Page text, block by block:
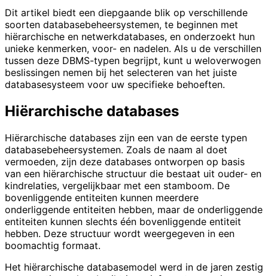
Dit artikel biedt een diepgaande blik op verschillende
soorten databasebeheersystemen, te beginnen met
hiërarchische en netwerkdatabases, en onderzoekt hun
unieke kenmerken, voor- en nadelen. Als u de verschillen
tussen deze DBMS-typen begrijpt, kunt u weloverwogen
beslissingen nemen bij het selecteren van het juiste
databasesysteem voor uw specifieke behoeften.
Hiërarchische databases
Hiërarchische databases zijn een van de eerste typen
databasebeheersystemen. Zoals de naam al doet
vermoeden, zijn deze databases ontworpen op basis
van een hiërarchische structuur die bestaat uit ouder- en
kindrelaties, vergelijkbaar met een stamboom. De
bovenliggende entiteiten kunnen meerdere
onderliggende entiteiten hebben, maar de onderliggende
entiteiten kunnen slechts één bovenliggende entiteit
hebben. Deze structuur wordt weergegeven in een
boomachtig formaat.
Het hiërarchische databasemodel werd in de jaren zestig